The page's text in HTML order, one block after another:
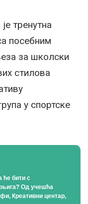
тренутна
посебним
за школски
стилова
у спортске
ће бити с
Од учешћа
Креативни центар,